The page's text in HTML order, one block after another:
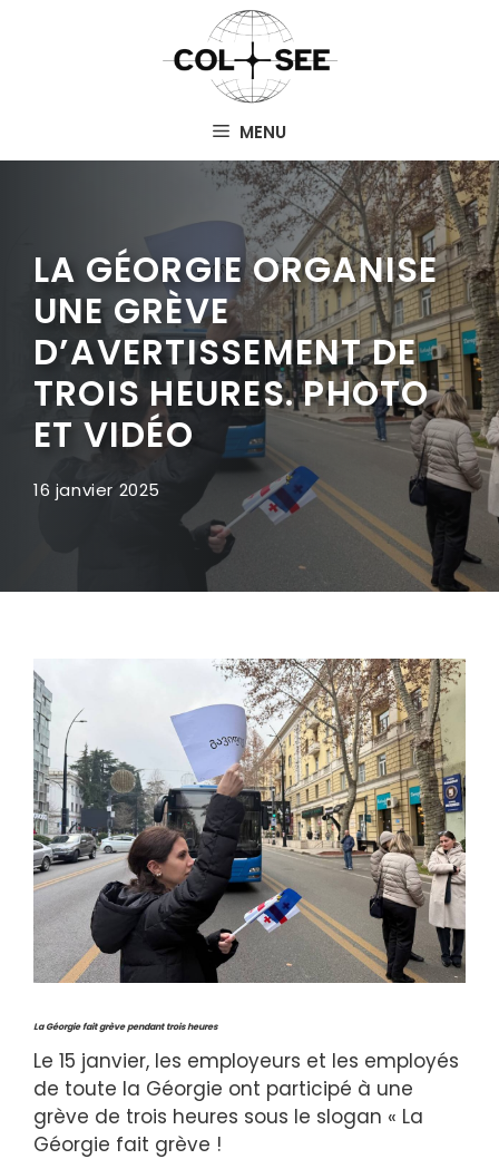
MENU
LA GÉORGIE ORGANISE
UNE GRÈVE
D’AVERTISSEMENT DE
TROIS HEURES. PHOTO
ET VIDÉO
16 janvier 2025
La Géorgie fait grève pendant trois heures
Le 15 janvier, les employeurs et les employés
de toute la Géorgie ont participé à une
grève de trois heures sous le slogan « La
Géorgie fait grève !